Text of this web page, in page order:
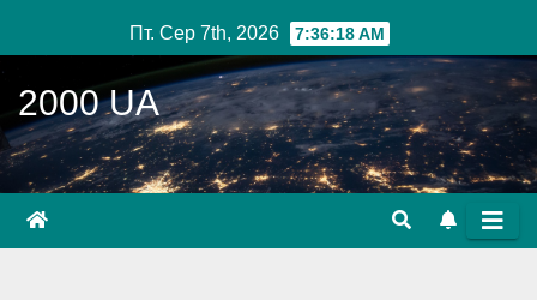
до
вмісту
Пт. Сер 7th, 2026 7:36:19 AM
2000 UA